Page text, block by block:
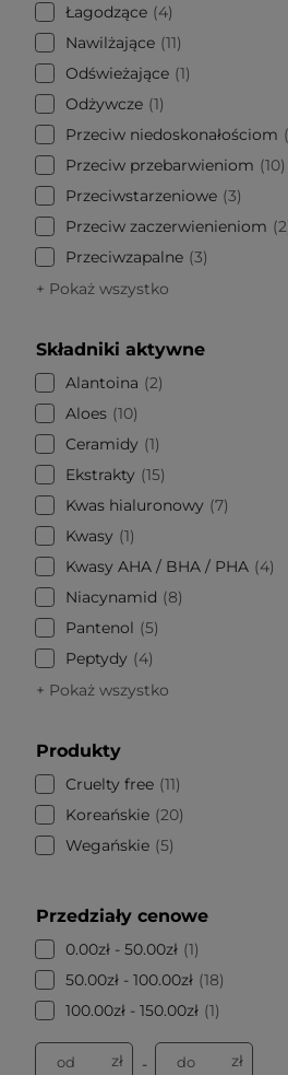
Łagodzące
4
Nawilżające 11
Odświeżające 1
Odżywcze 1
Przeciw niedoskonałościom
Przeciw przebarwieniom
10
Przeciwstarzeniowe 3
Przeciw zaczerwienieniom
2
Przeciwzapalne 3
+ Pokaż wszystko
Składniki aktywne
Alantoina
2
Aloes 10
Ceramidy
1
Ekstrakty
15
Kwas hialuronowy
7
Kwasy
1
Kwasy AHA / BHA / PHA
4
Niacynamid
8
Pantenol
5
Peptydy
4
+ Pokaż wszystko
Produkty
Cruelty free 11
Koreańskie 20
Wegańskie 5
Przedziały cenowe
0.00zł - 50.00zł 1
50.00zł - 100.00zł 18
100.00zł - 150.00zł 1
od zł - do zł